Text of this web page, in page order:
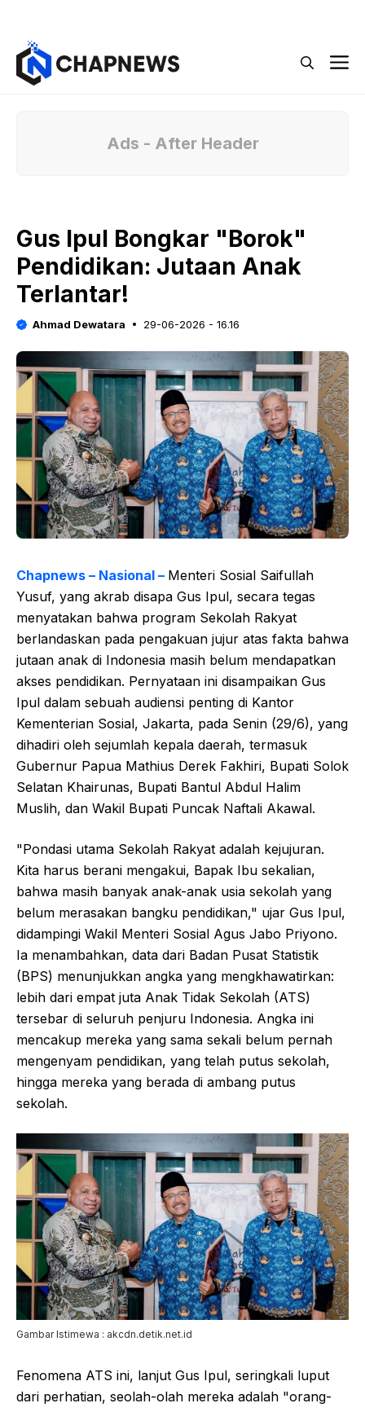
Ads - After Header
Gus Ipul Bongkar "Borok"
Pendidikan: Jutaan Anak
Terlantar!
Ahmad Dewatara 29-06-2026 - 16.16
Chapnews – Nasional – Menteri Sosial Saifullah
Yusuf, yang akrab disapa Gus Ipul, secara tegas
menyatakan bahwa program Sekolah Rakyat
berlandaskan pada pengakuan jujur atas fakta bahwa
jutaan anak di Indonesia masih belum mendapatkan
akses pendidikan. Pernyataan ini disampaikan Gus
Ipul dalam sebuah audiensi penting di Kantor
Kementerian Sosial, Jakarta, pada Senin (29/6), yang
dihadiri oleh sejumlah kepala daerah, termasuk
Gubernur Papua Mathius Derek Fakhiri, Bupati Solok
Selatan Khairunas, Bupati Bantul Abdul Halim
Muslih, dan Wakil Bupati Puncak Naftali Akawal.
"Pondasi utama Sekolah Rakyat adalah kejujuran.
Kita harus berani mengakui, Bapak Ibu sekalian,
bahwa masih banyak anak-anak usia sekolah yang
belum merasakan bangku pendidikan," ujar Gus Ipul,
didampingi Wakil Menteri Sosial Agus Jabo Priyono.
Ia menambahkan, data dari Badan Pusat Statistik
(BPS) menunjukkan angka yang mengkhawatirkan:
lebih dari empat juta Anak Tidak Sekolah (ATS)
tersebar di seluruh penjuru Indonesia. Angka ini
mencakup mereka yang sama sekali belum pernah
mengenyam pendidikan, yang telah putus sekolah,
hingga mereka yang berada di ambang putus
sekolah.
Gambar Istimewa : akcdn.detik.net.id
Fenomena ATS ini, lanjut Gus Ipul, seringkali luput
dari perhatian, seolah-olah mereka adalah "orang-